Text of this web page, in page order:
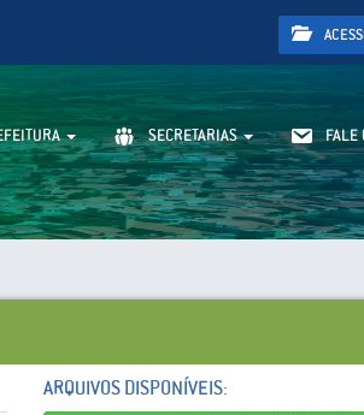
SECRETARIAS FALE
ARQUIVOS DISPONÍVEIS: